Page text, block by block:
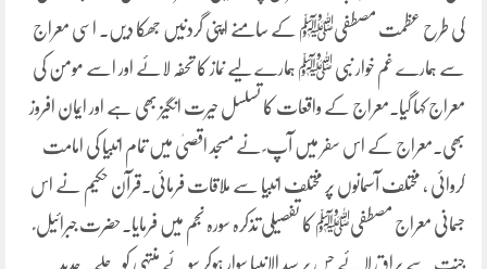
کی طرح عظمت مصطفیﷺ کے سامنے اپنی گردنیں جھکا دیں۔ اسی معراج
سے ہمارے غم خوار نبی ﷺ ہمارے لیے نماز کا تحفہ لائے اور اسے مومن کی
معراج کہا گیا۔معراج کے واقعات کا تسلسل حیرت انگیز بھی ہے اور ایمان افروز
بھی۔معراج کے اس سفر میں آپ ؐ نے مسجد اقصیٰ میں تمام انبیا کی امامت
کروائی ، مختلف آسمانوں پر مختلف انبیا سے ملاقات فرمائی۔قرآن حکیم نے اس
جسمانی معراج مصطفیﷺ کا تفصیلی تذکرہ سورہ نجم میں فرمایا۔حضرت جبرائیل ؑ
جنت سے براق لائے جس پر سید الانبیا سوار ہوکر سوئے منتہی کو چلے۔ جدید